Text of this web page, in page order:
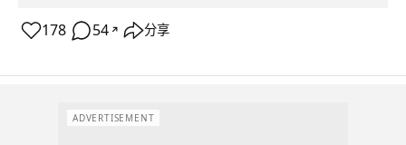
178 54 ↗ 分享
ADVERTISEMENT